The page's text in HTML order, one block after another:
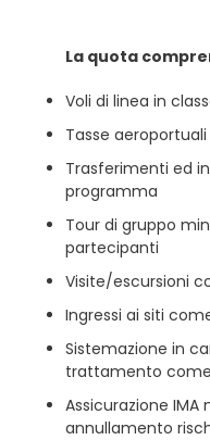
La quota
Voli di linea in
Tasse
Trasferimenti ed
programma
Tour di gruppo
partecipanti
Visite/escursioni
Ingressi ai siti
Sistemazione in
trattamento
Assicurazione
annullamento